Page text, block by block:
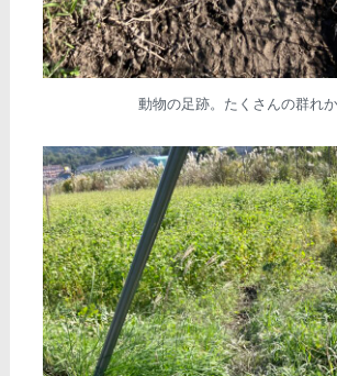
動物の足跡。たくさんの群れ